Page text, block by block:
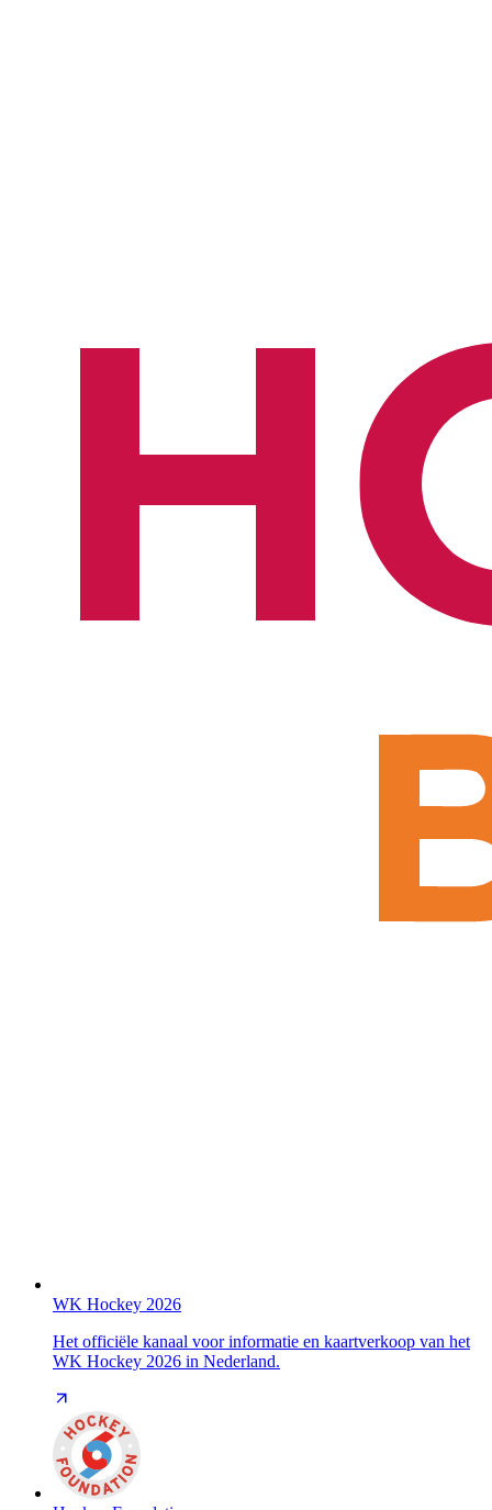
WK Hockey 2026
Het officiële kanaal voor informatie en kaartverkoop van het
WK Hockey 2026 in Nederland.